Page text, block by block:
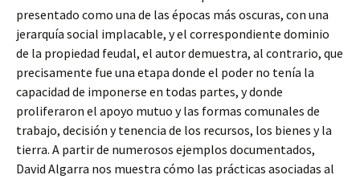
presentado como una de las épocas más oscuras, con una
jerarquía social implacable, y el correspondiente dominio
de la propiedad feudal, el autor demuestra, al contrario, que
precisamente fue una etapa donde el poder no tenía la
capacidad de imponerse en todas partes, y donde
proliferaron el apoyo mutuo y las formas comunales de
trabajo, decisión y tenencia de los recursos, los bienes y la
tierra. A partir de numerosos ejemplos documentados,
David Algarra nos muestra cómo las prácticas asociadas al